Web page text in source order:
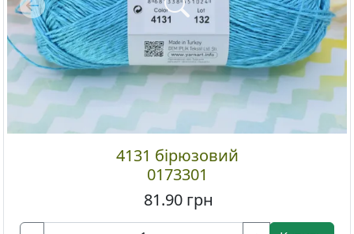
Previous
4131 бірюзовий
0173301
81.90 грн